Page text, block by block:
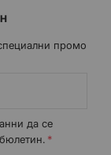
промо
да се